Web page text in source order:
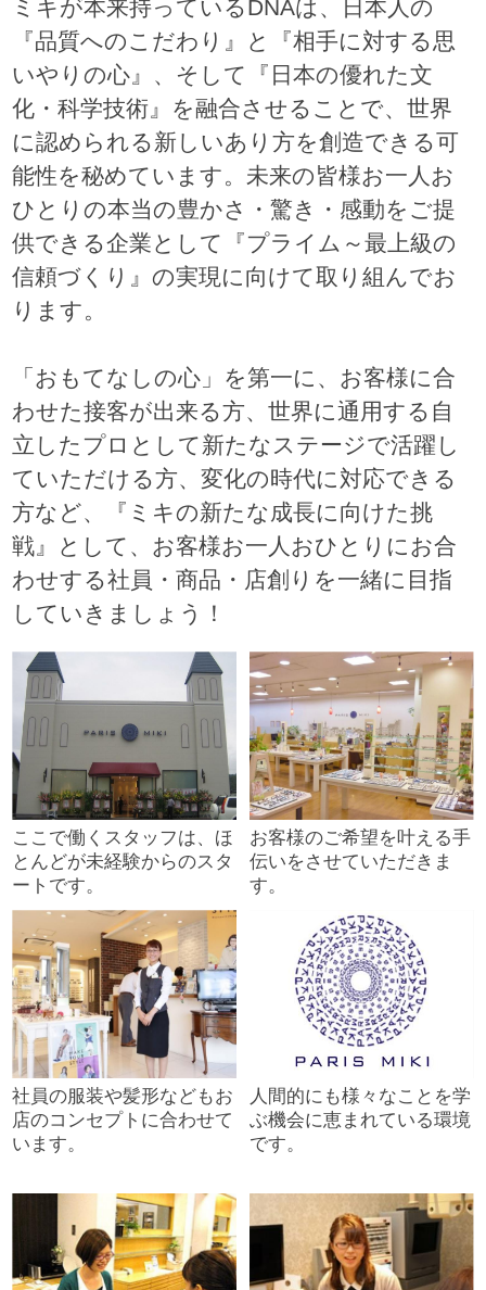
ミキが本来持っているDNAは、日本人の
『品質へのこだわり』と『相手に対する思
いやりの心』、そして『日本の優れた文
化・科学技術』を融合させることで、世界
に認められる新しいあり方を創造できる可
能性を秘めています。未来の皆様お一人お
ひとりの本当の豊かさ・驚き・感動をご提
供できる企業として『プライム～最上級の
信頼づくり』の実現に向けて取り組んでお
ります。
「おもてなしの心」を第一に、お客様に合
わせた接客が出来る方、世界に通用する自
立したプロとして新たなステージで活躍し
ていただける方、変化の時代に対応できる
方など、『ミキの新たな成長に向けた挑
戦』として、お客様お一人おひとりにお合
わせする社員・商品・店創りを一緒に目指
していきましょう！
ここで働くスタッフは、ほ
とんどが未経験からのスタ
ートです。
お客様のご希望を叶える手
伝いをさせていただきま
す。
社員の服装や髪形などもお
店のコンセプトに合わせて
います。
人間的にも様々なことを学
ぶ機会に恵まれている環境
です。